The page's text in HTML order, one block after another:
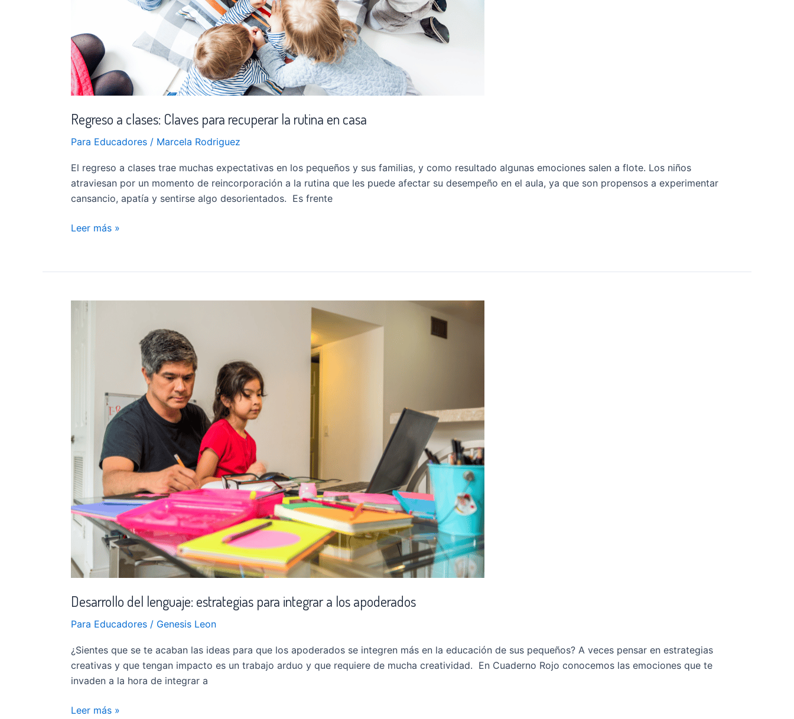
Regreso a clases: Claves para recuperar la rutina en casa
Para Educadores / Marcela Rodriguez
El regreso a clases trae muchas expectativas en los pequeños y sus familias, y como resultado algunas emociones salen a flote. Los niños
atraviesan por un momento de reincorporación a la rutina que les puede afectar su desempeño en el aula, ya que son propensos a experimentar
cansancio, apatía y sentirse algo desorientados. Es frente
Leer más »
Desarrollo del lenguaje: estrategias para integrar a los apoderados
Para Educadores / Genesis Leon
¿Sientes que se te acaban las ideas para que los apoderados se integren más en la educación de sus pequeños? A veces pensar en estrategias
creativas y que tengan impacto es un trabajo arduo y que requiere de mucha creatividad. En Cuaderno Rojo conocemos las emociones que te
invaden a la hora de integrar a
Desarrollo
estrategias
apoderados
Leer más »